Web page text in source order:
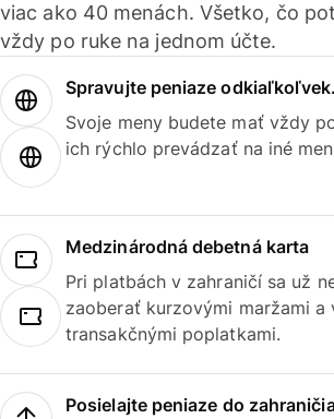
viac ako 40 menách. Všetko, čo
vždy po ruke na jednom účte.
Spravujte peniaze odkiaľkoľvek.
Svoje meny budete mať vždy
ich rýchlo prevádzať na iné
Medzinárodná debetná karta
Pri platbách v zahraničí sa už
zaoberať kurzovými maržami a
transakčnými poplatkami.
Posielajte peniaze do